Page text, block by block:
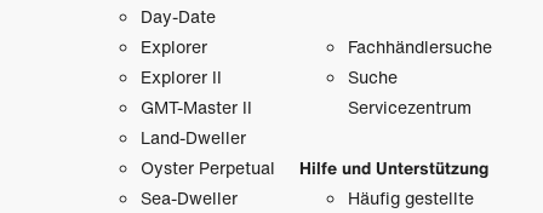
Day-Date
Explorer
Explorer II
GMT-Master II
Land-Dweller
Oyster Perpetual
Sea-Dweller
Fachhändlersuche
Suche
Servicezentrum
Hilfe und Unterstützung
Häufig gestellte